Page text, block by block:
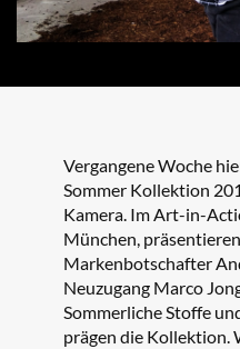
Vergangene Woche
Sommer Kollektion
Kamera. Im Art-in-
München,
Markenbotschafter
Neuzugang Marco
Sommerliche Stoffe
prägen die Kollektion.